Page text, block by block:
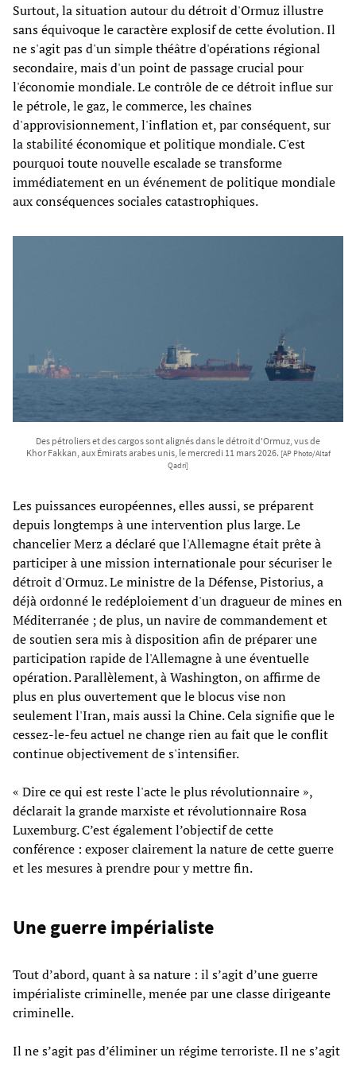
Surtout, la situation autour du détroit d'Ormuz illustre
sans équivoque le caractère explosif de cette évolution. Il
ne s'agit pas d'un simple théâtre d'opérations régional
secondaire, mais d'un point de passage crucial pour
l'économie mondiale. Le contrôle de ce détroit influe sur
le pétrole, le gaz, le commerce, les chaînes
d'approvisionnement, l'inflation et, par conséquent, sur
la stabilité économique et politique mondiale. C'est
pourquoi toute nouvelle escalade se transforme
immédiatement en un événement de politique mondiale
aux conséquences sociales catastrophiques.
Des pétroliers et des cargos sont alignés dans le détroit d'Ormuz, vus de
Khor Fakkan, aux Émirats arabes unis, le mercredi 11 mars 2026. [AP Photo/Altaf
Qadri]
Les puissances européennes, elles aussi, se préparent
depuis longtemps à une intervention plus large. Le
chancelier Merz a déclaré que l'Allemagne était prête à
participer à une mission internationale pour sécuriser le
détroit d'Ormuz. Le ministre de la Défense, Pistorius, a
déjà ordonné le redéploiement d'un dragueur de mines en
Méditerranée ; de plus, un navire de commandement et
de soutien sera mis à disposition afin de préparer une
participation rapide de l'Allemagne à une éventuelle
opération. Parallèlement, à Washington, on affirme de
plus en plus ouvertement que le blocus vise non
seulement l'Iran, mais aussi la Chine. Cela signifie que le
cessez-le-feu actuel ne change rien au fait que le conflit
continue objectivement de s'intensifier.
« Dire ce qui est reste l'acte le plus révolutionnaire »,
déclarait la grande marxiste et révolutionnaire Rosa
Luxemburg. C’est également l’objectif de cette
conférence : exposer clairement la nature de cette guerre
et les mesures à prendre pour y mettre fin.
Une guerre impérialiste
Tout d’abord, quant à sa nature : il s’agit d’une guerre
impérialiste criminelle, menée par une classe dirigeante
criminelle.
Il ne s’agit pas d’éliminer un régime terroriste. Il ne s’agit